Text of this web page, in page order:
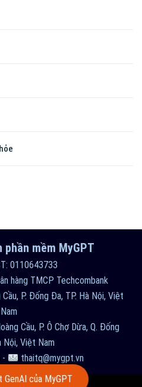
phần mềm MyGPT
0110643733
hàng TMCP Techcombank
P. Đống Đa, TP. Hà Nội, Việt
Nam
Cầu, P. Ô Chợ Dừa, Q. Đống
Nội, Việt Nam
- thaitq@mygpt.vn